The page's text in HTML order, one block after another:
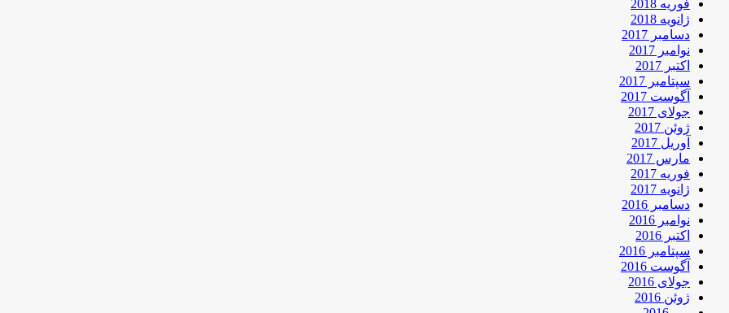
فوریه 2018
ژانویه 2018
دسامبر 2017
نوامبر 2017
اکتبر 2017
سپتامبر 2017
آگوست 2017
جولای 2017
ژوئن 2017
آوریل 2017
مارس 2017
فوریه 2017
ژانویه 2017
دسامبر 2016
نوامبر 2016
اکتبر 2016
سپتامبر 2016
آگوست 2016
جولای 2016
ژوئن 2016